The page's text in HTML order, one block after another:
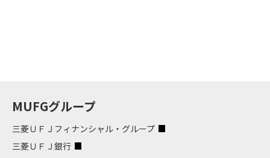
MUFGグループ
三菱ＵＦＪフィナンシャル・グループ
三菱ＵＦＪ銀行